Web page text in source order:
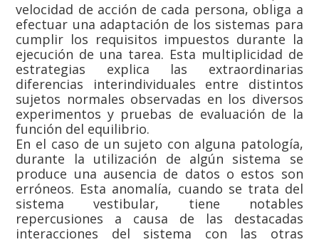
velocidad de acción de cada persona, obliga a
efectuar una adaptación de los sistemas para
cumplir los requisitos impuestos durante la
ejecución de una tarea. Esta multiplicidad de
estrategias explica las extraordinarias
diferencias interindividuales entre distintos
sujetos normales observadas en los diversos
experimentos y pruebas de evaluación de la
función del equilibrio.
En el caso de un sujeto con alguna patología,
durante la utilización de algún sistema se
produce una ausencia de datos o estos son
erróneos. Esta anomalía, cuando se trata del
sistema vestibular, tiene notables
repercusiones a causa de las destacadas
interacciones del sistema con las otras